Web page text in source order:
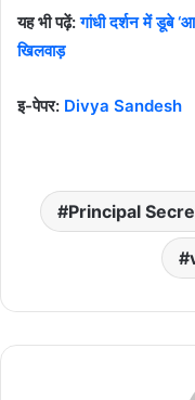
यह भी पढ़ें:गांधी दर्शन में डूबे
खिलवाड़
इ-पेपर: Divya Sandesh
Principal